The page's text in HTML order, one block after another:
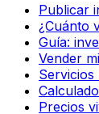
Publicar
¿Cuánto
Guía:
Vender
Servicios
Precios